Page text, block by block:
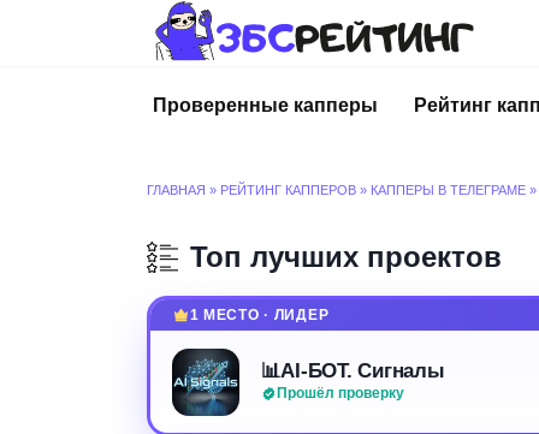
Проверенные капперы
Рейтинг
ГЛАВНАЯ » РЕЙТИНГ КАППЕРОВ » КАППЕРЫ В ТЕЛЕГРАМЕ »
Топ лучших проектов
1 МЕСТО · ЛИДЕР
📊AI-БОТ. Сигналы
Прошёл проверку